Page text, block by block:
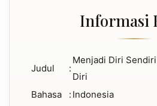
Informasi
Judul :
Menjadi Diri
Diri
Bahasa
: Indonesia